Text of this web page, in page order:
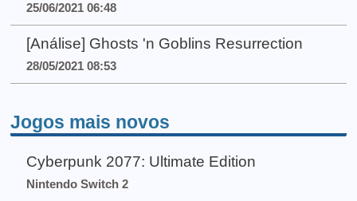
25/06/2021 06:48
[Análise] Ghosts 'n Goblins Resurrection
28/05/2021 08:53
Jogos mais novos
Cyberpunk 2077: Ultimate Edition
Nintendo Switch 2